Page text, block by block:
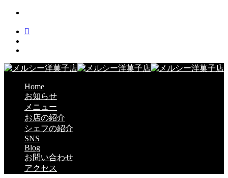
Home
お知らせ
メニュー
お店の紹介
シェフの紹介
SNS
Blog
お問い合わせ
アクセス